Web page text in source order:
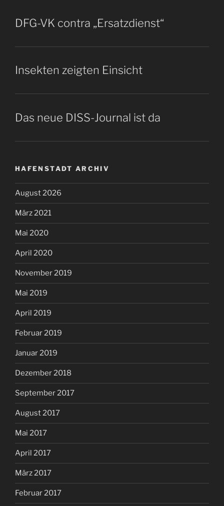
DFG-VK contra „Ersatzdienst“
Insekten zeigten Einsicht
Das neue DISS-Journal ist da
HAFENSTADT ARCHIV
August 2026
März 2021
Mai 2020
April 2020
November 2019
Mai 2019
April 2019
Februar 2019
Januar 2019
Dezember 2018
September 2017
August 2017
Mai 2017
April 2017
März 2017
Februar 2017